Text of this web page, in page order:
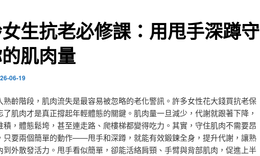
生抗老必修課：用甩手深蹲守
肌肉量
06-19
熟齡階段，肌肉流失是最容易被忽略的老化警訊。許多女性花大錢買抗老保
了肌肉才是真正撐起年輕體態的關鍵。肌肉量一旦減少，代謝就跟著下降，
積，體態鬆垮，甚至連走路、爬樓梯都變得吃力。其實，守住肌肉不需要昂
只要兩個簡單的動作——甩手和深蹲，就能有效鍛鍊全身，提升代謝，讓熟
到外散發活力。甩手看似簡單，卻能活絡肩頸、手臂與背部肌肉，促進上半